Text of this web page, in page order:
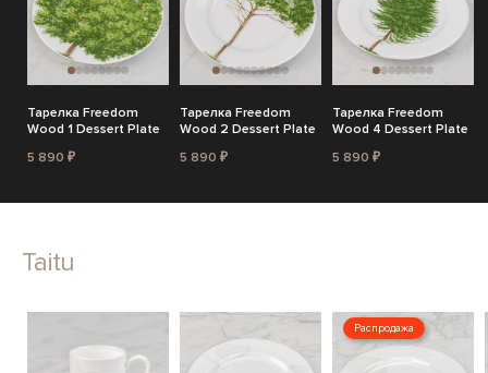
Тарелка Freedom
Wood 1 Dessert Plate
5 890 ₽
Тарелка Freedom
Wood 2 Dessert Plate
5 890 ₽
Тарелка Freedom
Wood 4 Dessert Plate
5 890 ₽
Taitu
Распродажа